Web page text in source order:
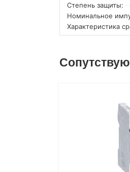
Степень защиты:
Номинальное
Характеристика